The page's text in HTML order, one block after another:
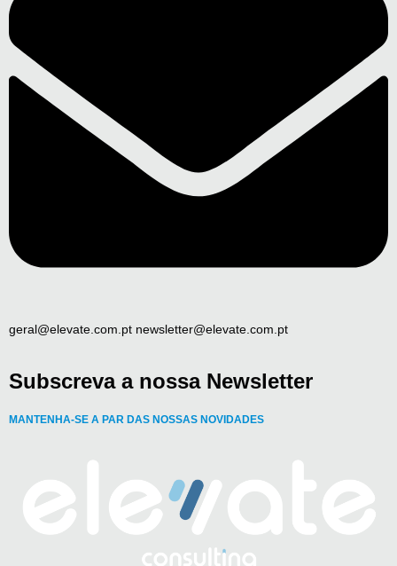
geral@elevate.com.pt newsletter@elevate.com.pt
Subscreva a nossa Newsletter
MANTENHA-SE A PAR DAS NOSSAS NOVIDADES